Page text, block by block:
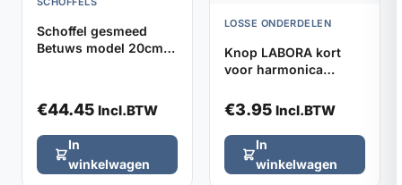
Schoffel gesmeed
Betuws model 20cm
€44.45 Incl.BTW
In
winkelwagen
LOSSE ONDERDELEN
Knop LABORA kort
voor harmonica
verpakt per 2
€3.95 Incl.BTW
In
winkelwagen